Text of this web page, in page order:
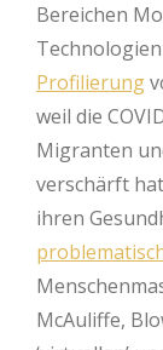
Bereichen
Profilierung
weil die
Migranten
verschärft
ihren
McAuliffe,